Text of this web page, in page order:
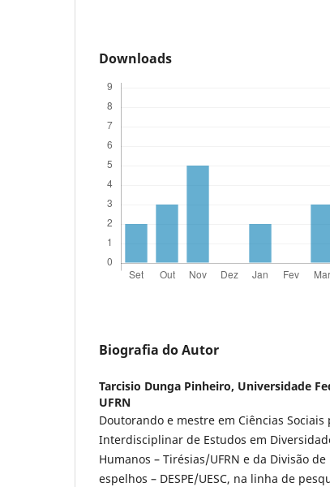
Downloads
Biografia do Autor
Tarcisio Dunga Pinheiro, Universidade
UFRN
Doutorando e mestre em Ciências
Interdisciplinar de Estudos em
Humanos – Tirésias/UFRN e da Divisão
espelhos – DESPE/UESC, na linha de